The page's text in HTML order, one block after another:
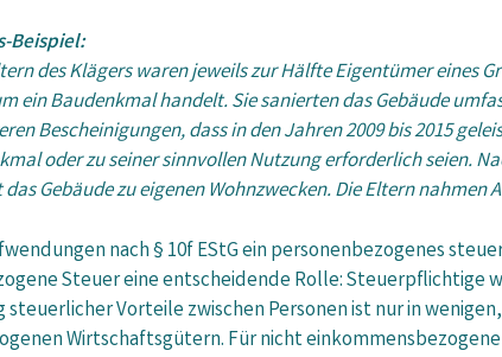
Beispiel:
des Klägers waren jeweils zur Hälfte Eigentümer eines
ein Baudenkmal handelt. Sie sanierten das Gebäude
Bescheinigungen, dass in den Jahren 2009 bis 2015
oder zu seiner sinnvollen Nutzung erforderlich seien.
Gebäude zu eigenen Wohnzwecken. Die Eltern nahmen
nach § 10f EStG ein personenbezogenes
Steuer eine entscheidende Rolle:
Vorteile zwischen Personen ist nur in
Wirtschaftsgütern. Für nicht